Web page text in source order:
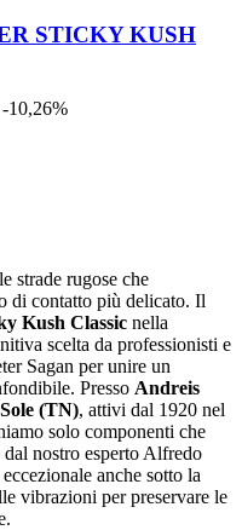
STICKY KUSH
-10,26%
strade rugose che
di contatto più delicato. Il
Kush Classic nella
scelta da professionisti e
Sagan per unire un
Presso Andreis
(TN), attivi dal 1920 nel
solo componenti che
nostro esperto Alfredo
anche sotto la
vibrazioni per preservare le